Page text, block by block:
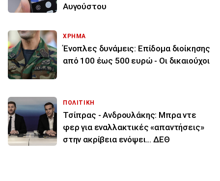
Αυγούστου
ΧΡΗΜΑ
Ένοπλες δυνάμεις: Επίδομα διοίκησης
από 100 έως 500 ευρώ - Οι δικαιούχοι
ΠΟΛΙΤΙΚΗ
Τσίπρας - Ανδρουλάκης: Μπρα ντε
φερ για εναλλακτικές «απαντήσεις»
στην ακρίβεια ενόψει... ΔΕΘ